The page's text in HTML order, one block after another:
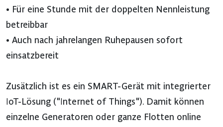
• Für eine Stunde mit der doppelten Nennleistung
betreibbar
• Auch nach jahrelangen Ruhepausen sofort
einsatzbereit
Zusätzlich ist es ein SMART-Gerät mit integrierter
IoT-Lösung ("Internet of Things"). Damit können
einzelne Generatoren oder ganze Flotten online